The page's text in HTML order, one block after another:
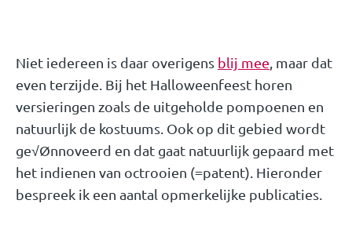
Niet iedereen is daar overigens blij mee , maar dat
even terzijde. Bij het Halloweenfeest horen
versieringen zoals de uitgeholde pompoenen en
natuurlijk de kostuums. Ook op dit gebied wordt
ge√Ønnoveerd en dat gaat natuurlijk gepaard met
het indienen van octrooien (=patent). Hieronder
bespreek ik een aantal opmerkelijke publicaties.